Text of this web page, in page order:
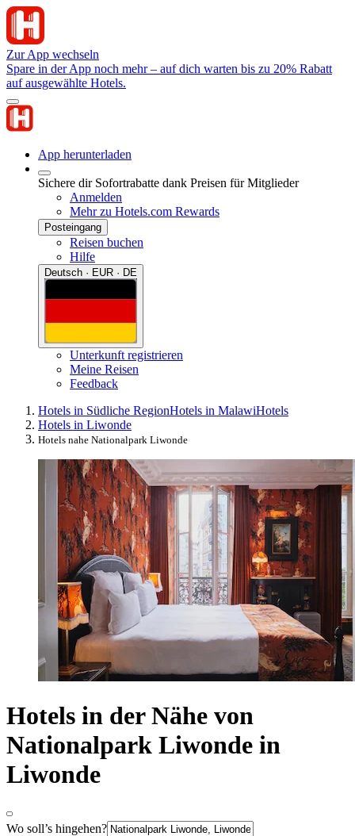
Zur App wechseln
Spare in der App noch mehr – auf dich warten bis zu 20% Rabatt
auf ausgewählte Hotels.
App herunterladen
Sichere dir Sofortrabatte dank Preisen für Mitglieder
Anmelden
Mehr zu Hotels.com Rewards
Posteingang
Reisen buchen
Hilfe
Deutsch · EUR · DE
Unterkunft registrieren
Meine Reisen
Feedback
Hotels in Südliche RegionHotels in MalawiHotels
Hotels in Liwonde
Hotels nahe Nationalpark Liwonde
Hotels in der Nähe von
Nationalpark Liwonde in
Liwonde
Wo soll’s hingehen?